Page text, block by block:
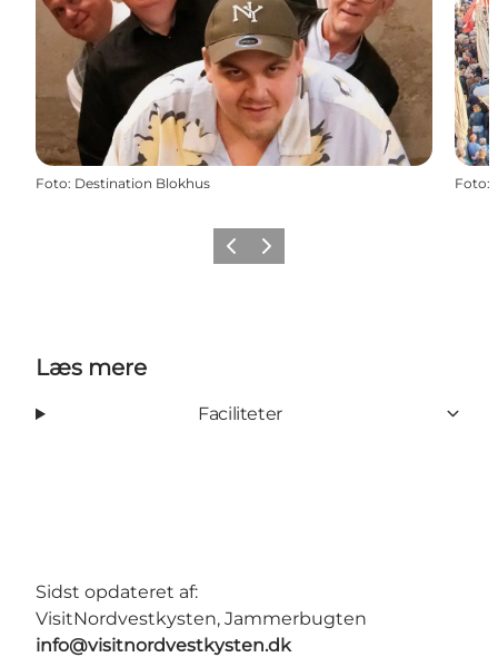
Foto: Destination Blokhus Foto:
ForrigeNæste
Læs mere
Faciliteter
Sidst opdateret af:
VisitNordvestkysten, Jammerbugten
info@visitnordvestkysten.dk